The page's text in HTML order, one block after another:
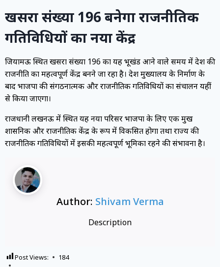
खसरा संख्या 196 बनेगा राजनीतिक
गतिविधियों का नया केंद्र
जियामऊ स्थित खसरा संख्या 196 का यह भूखंड आने वाले समय में प्रदेश की
राजनीति का महत्वपूर्ण केंद्र बनने जा रहा है। प्रदेश मुख्यालय के निर्माण के
बाद भाजपा की संगठनात्मक और राजनीतिक गतिविधियों का संचालन यहीं
से किया जाएगा।
राजधानी लखनऊ में स्थित यह नया परिसर भाजपा के लिए एक प्रमुख
प्रशासनिक और राजनीतिक केंद्र के रूप में विकसित होगा तथा राज्य की
राजनीतिक गतिविधियों में इसकी महत्वपूर्ण भूमिका रहने की संभावना है।
Author: Shivam Verma
Description
Post Views: 184